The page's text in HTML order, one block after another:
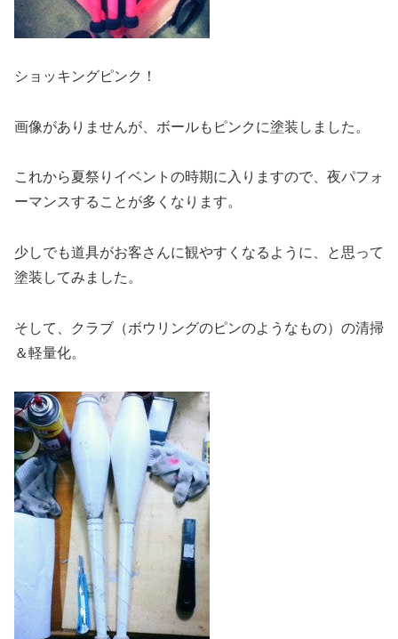
ショッキングピンク！
画像がありませんが、ボールもピンクに塗装しました。
これから夏祭りイベントの時期に入りますので、夜パフォ
ーマンスすることが多くなります。
少しでも道具がお客さんに観やすくなるように、と思って
塗装してみました。
そして、クラブ（ボウリングのピンのようなもの）の清掃
＆軽量化。